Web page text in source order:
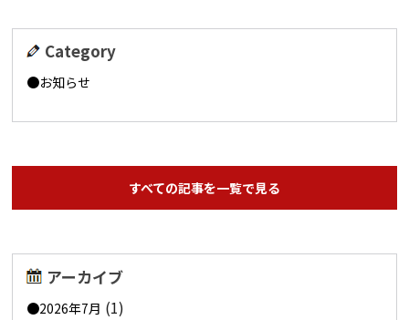
Category
お知らせ
すべての記事を一覧で見る
アーカイブ
2026年7月 (1)